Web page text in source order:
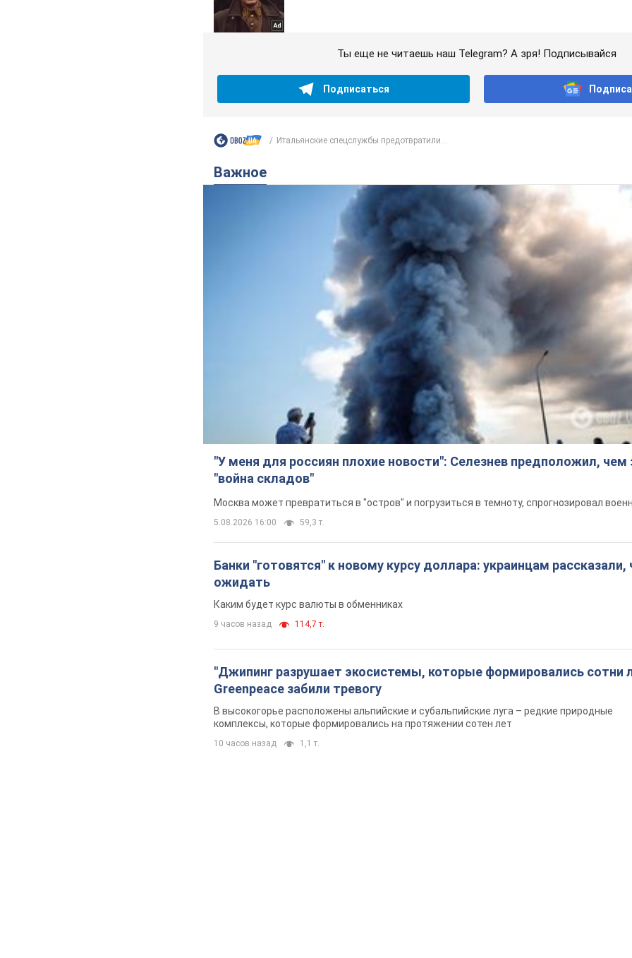
Ты еще не читаешь наш Telegram? А зря! Подписывайся
Подписаться
Итальянские спецслужбы предотвратили...
Важное
"У меня для россиян плохие новости": Селезнев предположил, чем
"война складов"
Москва может превратиться в "остров" и погрузиться в темноту, спрогнозировал
5.08.2026 16:00 59,3 т.
Банки "готовятся" к новому курсу доллара: украинцам рассказали,
ожидать
Каким будет курс валюты в обменниках
9 часов назад 114,7 т.
"Джипинг разрушает экосистемы, которые формировались сотни
Greenpeace забили тревогу
В высокогорье расположены альпийские и субальпийские луга – редкие природные
комплексы, которые формировались на протяжении сотен лет
10 часов назад 1,1 т.